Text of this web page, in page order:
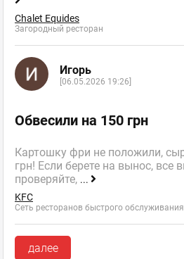
Chalet Equides
Загородный ресторан
Игорь
[06.05.2026 19:26]
Обвесили на 150 грн
Картошку фри не положили,
грн! Если берете на вынос, все
проверяйте, ...
KFC
Сеть ресторанов быстрого обслуживания
далее